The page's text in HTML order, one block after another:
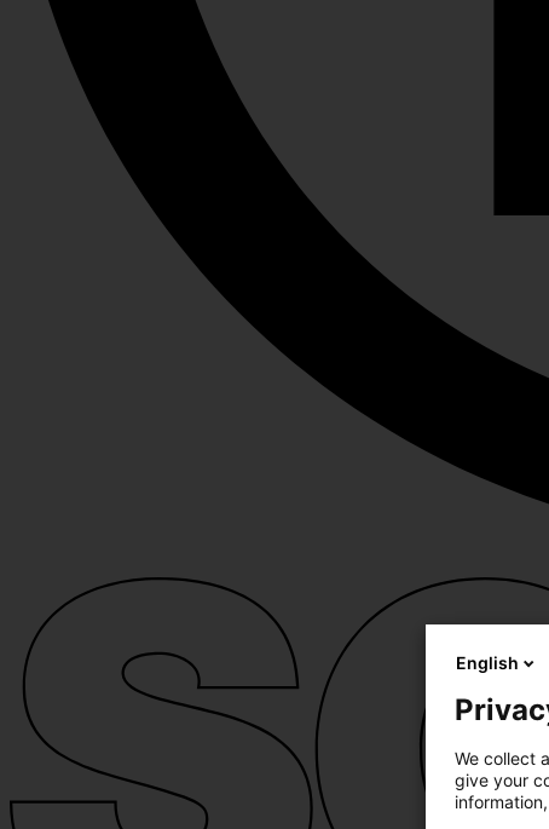
English
We collect
give your